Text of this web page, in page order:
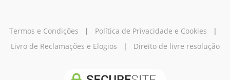
Termos e Condições | Política de Privacidade e Cookies |
Livro de Reclamações e Elogios | Direito de livre resolução